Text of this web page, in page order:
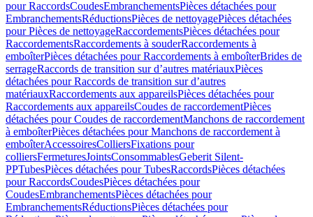
pour RaccordsCoudesEmbranchementsPièces détachées pour
EmbranchementsRéductionsPièces de nettoyagePièces détachées
pour Pièces de nettoyageRaccordementsPièces détachées pour
RaccordementsRaccordements à souderRaccordements à
emboîterPièces détachées pour Raccordements à emboîterBrides de
serrageRaccords de transition sur d’autres matériauxPièces
détachées pour Raccords de transition sur d’autres
matériauxRaccordements aux appareilsPièces détachées pour
Raccordements aux appareilsCoudes de raccordementPièces
détachées pour Coudes de raccordementManchons de raccordement
à emboîterPièces détachées pour Manchons de raccordement à
emboîterAccessoiresColliersFixations pour
colliersFermeturesJointsConsommablesGeberit Silent-
PPTubesPièces détachées pour TubesRaccordsPièces détachées
pour RaccordsCoudesPièces détachées pour
CoudesEmbranchementsPièces détachées pour
EmbranchementsRéductionsPièces détachées pour